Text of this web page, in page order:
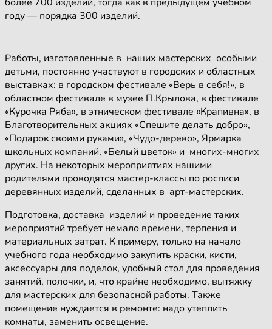
году — порядка 300 изделий.
Работы, изготовленные в наших мастерских особыми
детьми, постоянно участвуют в городских и областных
выставках: в городском фестивале «Верь в себя!», в
областном фестивале в музее П.Крылова, в фестивале
«Курочка Ряба», в этническом фестивале «Крапивна», в
Благотворительных акциях «Спешите делать добро»,
«Подарок своими руками», «Чудо-дерево», Ярмарка
школьных компаний, «Белый цветок» и многих-многих
других. На некоторых мероприятиях нашими
родителями проводятся мастер-классы по росписи
деревянных изделий, сделанных в арт-мастерских.
Подготовка, доставка изделий и проведение таких
мероприятий требует немало времени, терпения и
материальных затрат. К примеру, только на начало
учебного года необходимо закупить краски, кисти,
аксессуары для поделок, удобный стол для проведения
занятий, полочки, и, что крайне необходимо, вытяжку
для мастерских для безопасной работы. Также
помещение нуждается в ремонте: надо утеплить
комнаты, заменить освещение.